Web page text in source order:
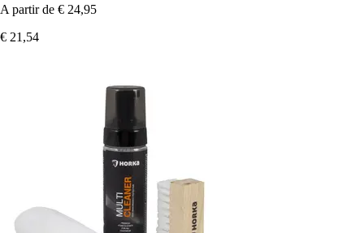
A partir de € 24,95
€ 21,54